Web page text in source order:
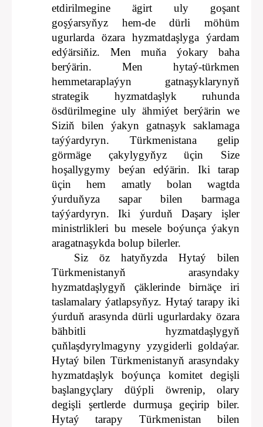
etdirilmegine ägirt uly goşant
goşýarsyňyz hem-de dürli möhüm
ugurlarda özara hyzmatdaşlyga ýardam
edýärsiňiz. Men muňa ýokary baha
berýärin. Men hytaý-türkmen
hemmetaraplaýyn gatnaşyklarynyň
strategik hyzmatdaşlyk ruhunda
ösdürilmegine uly ähmiýet berýärin we
Siziň bilen ýakyn gatnaşyk saklamaga
taýýardyryn. Türkmenistana gelip
görmäge çakylygyňyz üçin Size
hoşallygymy beýan edýärin. Iki tarap
üçin hem amatly bolan wagtda
ýurduňyza sapar bilen barmaga
taýýardyryn. Iki ýurduň Daşary işler
ministrlikleri bu mesele boýunça ýakyn
aragatnaşykda bolup bilerler.
Siz öz hatyňyzda Hytaý bilen
Türkmenistanyň arasyndaky
hyzmatdaşlygyň çäklerinde birnäçe iri
taslamalary ýatlapsyňyz. Hytaý tarapy iki
ýurduň arasynda dürli ugurlardaky özara
bähbitli hyzmatdaşlygyň
çuňlaşdyrylmagyny yzygiderli goldaýar.
Hytaý bilen Türkmenistanyň arasyndaky
hyzmatdaşlyk boýunça komitet degişli
başlangyçlary düýpli öwrenip, olary
degişli şertlerde durmuşa geçirip biler.
Hytaý tarapy Türkmenistan bilen